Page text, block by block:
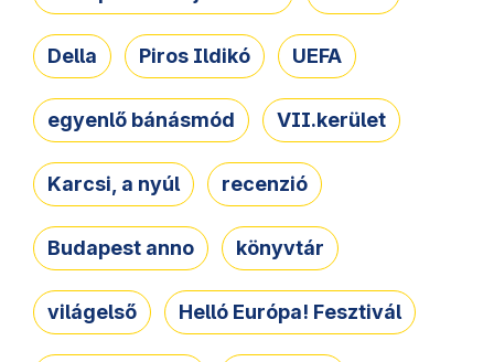
Della Piros Ildikó UEFA
egyenlő bánásmód VII.kerület
Karcsi, a nyúl recenzió
Budapest anno könyvtár
világelső Helló Európa! Fesztivál